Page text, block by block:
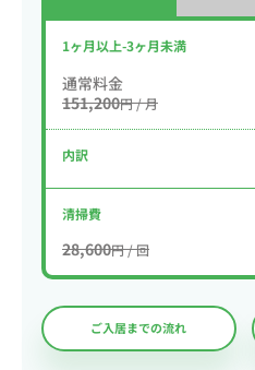
1ヶ月以上-3ヶ月未満
通常料金
151,200円 / 月
内訳
清掃費
28,600円 / 回
ご入居までの流れ